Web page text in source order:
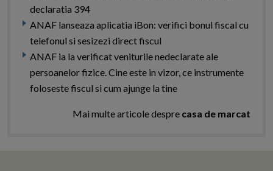
declaratia 394
ANAF lanseaza aplicatia iBon: verifici bonul fiscal cu
telefonul si sesizezi direct fiscul
ANAF ia la verificat veniturile nedeclarate ale
persoanelor fizice. Cine este in vizor, ce instrumente
foloseste fiscul si cum ajunge la tine
Mai multe articole despre casa de marcat